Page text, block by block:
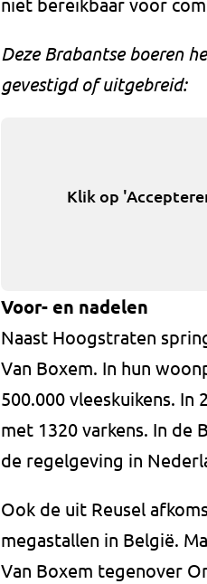
Deze Brabantse boeren
gevestigd of uitgebreid:
Klik op
Voor- en nadelen
Naast Hoogstraten
Van Boxem. In hun
500.000 vleeskuikens.
met 1320 varkens. In de
de regelgeving in
Ook de uit Reusel
megastallen in België.
Van Boxem tegenover